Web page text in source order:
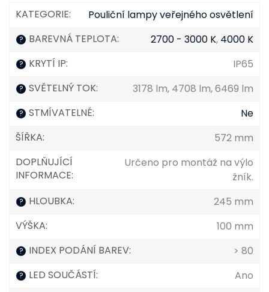
KATEGORIE: Pouliční lampy veřejného osvětlení
? BAREVNÁ TEPLOTA: 2700 - 3000 K, 4000 K
? KRYTÍ IP: IP65
? SVĚTELNÝ TOK: 3178 lm, 4708 lm, 6469 lm
? STMÍVATELNÉ:
Ne
ŠÍŘKA:
572 mm
DOPLŇUJÍCÍ
INFORMACE:
Určeno pro montáž na výlo
žník.
? HLOUBKA:
245 mm
VÝŠKA: 100 mm
? INDEX PODÁNÍ BAREV: > 80
? LED SOUČÁSTÍ: Ano